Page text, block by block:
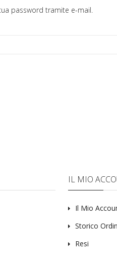
password tramite e-mail.
IL MIO
Il Mio
Storico
Resi